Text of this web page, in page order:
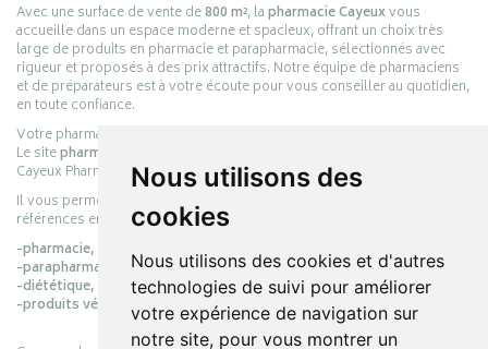
Nous utilisons des
cookies
Nous utilisons des cookies et d'autres
technologies de suivi pour améliorer
votre expérience de navigation sur
notre site, pour vous montrer un
Avec une surface de vente de800 m², lapharmacie Cayeuxvous
accueille dans un espace moderne et spacieux, offrant un choix très
large de produits en pharmacie et parapharmacie, sélectionnés avec
rigueur et proposés à des prix attractifs. Notre équipe de pharmaciens
et de préparateurs est à votre écoute pour vous conseiller au quotidien,
en toute confiance.
Votre pharmacie en ligne :
Le sitepharmacie-cayeux.fr
Cayeux Pharmabest Berck-sur-Mer – Rang-du-Fliers.
Il vous permet de réaliser vos achats en ligne parmi des milliers de
références en :
-pharmacie,
-parapharmacie,
-diététique,
-produits vétérinaires.